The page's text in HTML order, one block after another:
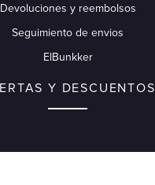
Devoluciones y reembolsos
Seguimiento de envios
ElBunkker
Y DESCUENTOS